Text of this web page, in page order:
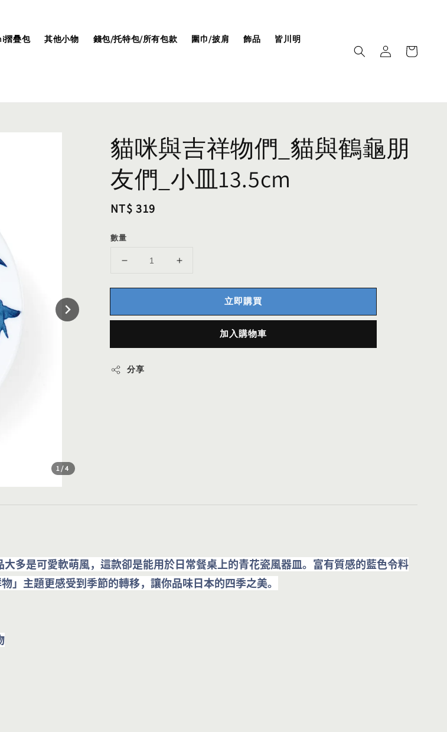
摺疊包 其他小物 錢包/托特包/所有包款 圍巾/披肩 飾品 皆川明
1/4
貓咪與吉祥物們_貓與鶴龜朋
友們_小皿13.5cm
Regular
NT$ 319
數量
立即購買
加入購物車
分享
多是可愛軟萌風，這款卻是能用於日常餐桌上的青花瓷風器皿。富有質感的藍色令料
主題更感受到季節的轉移，讓你品味日本的四季之美。